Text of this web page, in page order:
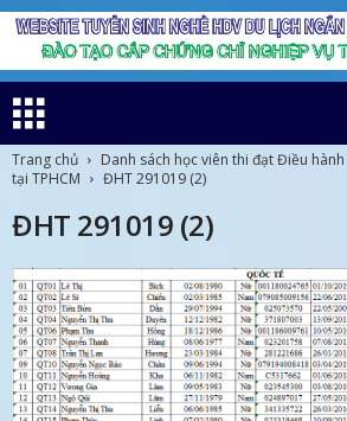
Trang chủ
Danh sách học viên thi đạt Điều
tại TPHCM
ĐHT 291019 (2)
ĐHT 291019 (2)